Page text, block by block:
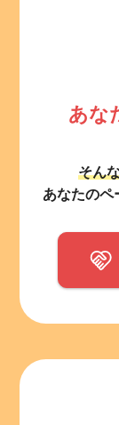
あな
そん
あなたのペ